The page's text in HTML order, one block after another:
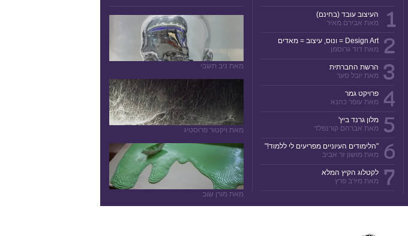
1
העיצוב עובד (בחינם)
מאת אבירם מאיר
2
Design Art = ונוס, עיצוב = מאדים
מאת דוד גרוסמן
3
הרשת החברתית
מאת יובל סער
4
פרויקט גמר
מאת עופר כהנא
5
מלון גרנד ביץ'
מאת אברהם קורנפלד
6
"הלימודים העיוניים מפריעים לי ללמוד!"
מאת מושון זר אביב
7
לקטלוג הקיץ המלא
מאת מירב פרץ
מאת ניב תשבי
מאת ויקטור פרוסטיג
מאת מורן שוב